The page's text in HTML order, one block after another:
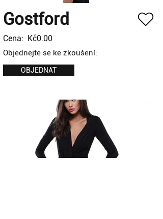
Gostford
Cena: Kč0.00
Objednejte se ke zkoušení:
OBJEDNAT